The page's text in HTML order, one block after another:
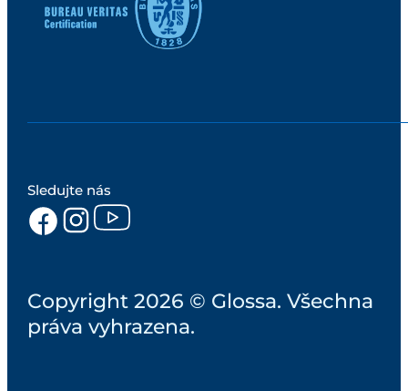
Copyright 2026 © Glossa. Všechna
práva vyhrazena.
Sledujte nás